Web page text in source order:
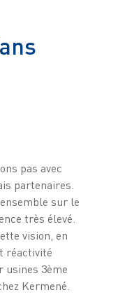
pas avec
partenaires.
sur le
très élevé.
vision, en
réactivité
usines 3ème
Kermené.